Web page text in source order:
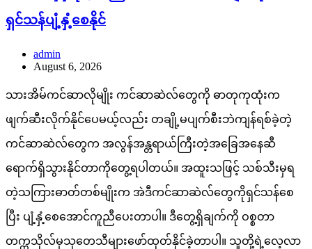
ရှင်သန်ပျံ့နှံ့စေနိုင်
admin
August 6, 2026
သားအိမ်ကင်ဆာလိုမျိုး ကင်ဆာဆဲလ်တွေကို ဓာတုကုထုံးက
ဖျက်ဆီးလိုက်နိုင်ပေမယ့်လည်း တချို့မပျက်စီးဘဲကျန်ရစ်ခဲ့တဲ့
ကင်ဆာဆဲလ်တွေက အလွန်အန္တရာယ်ကြီးတဲ့အခြေအနေဆီ
ရောက်ရှိသွားနိုင်တာကိုတွေ့ရပါတယ်။ အထူးသဖြင့် သစ်သီးမှရ
တဲ့သကြားဓာတ်တစ်မျိုးက အဲဒီကင်ဆာဆဲလ်တွေကိုရှင်သန်စေ
ပြီး ပျံ့နှံ့စေအောင်ကူညီပေးတာပါ။ ဒီတွေ့ရှိချက်ကို ဝစ္စတာ
တက္ကသိုလ်မှသုတေသီများဖော်ထုတ်နိုင်ခဲ့တာပါ။ သူတို့ရဲ့လေ့လာ